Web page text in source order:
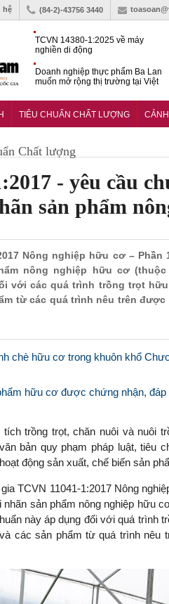
hệ (84-2)-43756 3440
TCVN 14380-1:2025 về máy
nghiền di động
Doanh nghiệp thực phẩm Ba Lan
muốn mở rộng thị trường tại Việt
nghiệp chinh phục thị trường halal
TIÊU CHUẨN CHẤT LƯỢNG
Chất lượng
- yêu cầu
sản phẩm
Nông nghiệp hữu cơ –
nông nghiệp hữu cơ (thuộc
với các quá trình trồng trọt
từ các quá trình nêu trên
chè hữu cơ trong khuôn khổ
hữu cơ được chứng nhận,
trồng trọt, chăn nuôi và nuôi
bản quy phạm pháp luật, tiêu
động sản xuất, chế biến sản
TCVN 11041-1:2017 Nông
sản phẩm nông nghiệp hữu
này áp dụng đối với quá trình
các sản phẩm từ quá trình nêu